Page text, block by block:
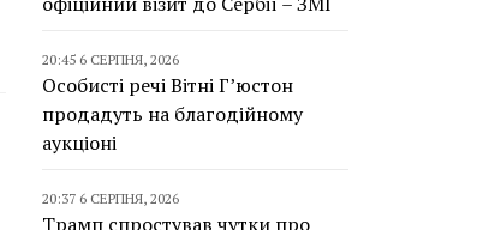
20:45 6 СЕРПНЯ, 2026
Особисті речі Вітні Г’юстон
продадуть на благодійному
аукціоні
20:37 6 СЕРПНЯ, 2026
Трамп спростував чутки про